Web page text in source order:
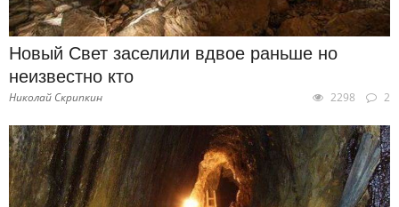
Новый Свет заселили вдвое раньше но
неизвестно кто
Николай Скрипкин 2298 2